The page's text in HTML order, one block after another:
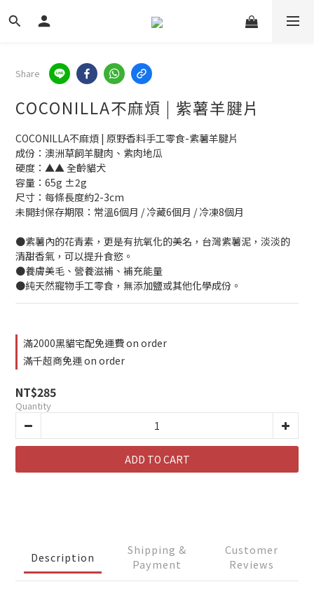
Share
COCONILLA不麻煩 | 紫薯羊腱片
COCONILLA不麻煩 | 原野香料手工零食-紫薯羊腱片
成份：澳洲草飼羊腱肉、紫肉地瓜
硬度：▲▲ 全齡貓犬
容量：65g ±2g
尺寸：每條長度約2-3cm
未開封保存期限：常溫6個月 / 冷藏6個月 / 冷凍8個月
●紫薯內的花青素，更是有抗氧化的美名，台灣紫薯泥，淡淡的
清甜香氣，可以提升食慾。
●養膚美毛、營養滋補、補充能量
●純天然寵物手工零食，無添加鹽或其他化學成份。
滿2000黑貓宅配免運費 on order
滿千超商免運 on order
NT$285
Quantity
ADD TO CART
Description
Shipping &
Payment
Customer
Reviews